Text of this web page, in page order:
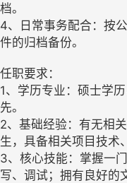
档。
4、日常事务配合：按
件的归档备份。
任职要求：
1、学历专业：硕士学
先。
2、基础经验：有无相
生，具备相关项目技术
3、核心技能：掌握一
写、调试；拥有良好的